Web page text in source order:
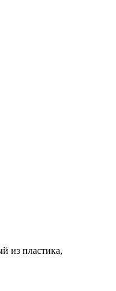
из пластика,